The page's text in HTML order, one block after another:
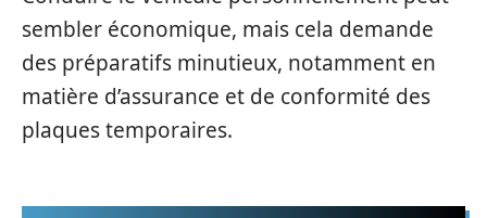
sembler économique, mais cela demande
des préparatifs minutieux, notamment en
matière d’assurance et de conformité des
plaques temporaires.